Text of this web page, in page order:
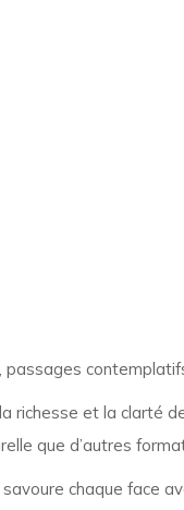
et la clarté
que d’autres
chaque face